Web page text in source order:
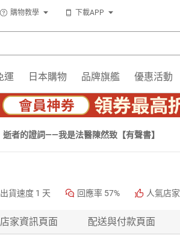
購物教學 下載APP
運 日本購物 品牌旗艦 優惠活動
逝者的證詞——我是法醫陳然致【有聲書】
出貨速度 1 天 回應率 57% 人氣店家
店家資訊頁面 配送與付款頁面